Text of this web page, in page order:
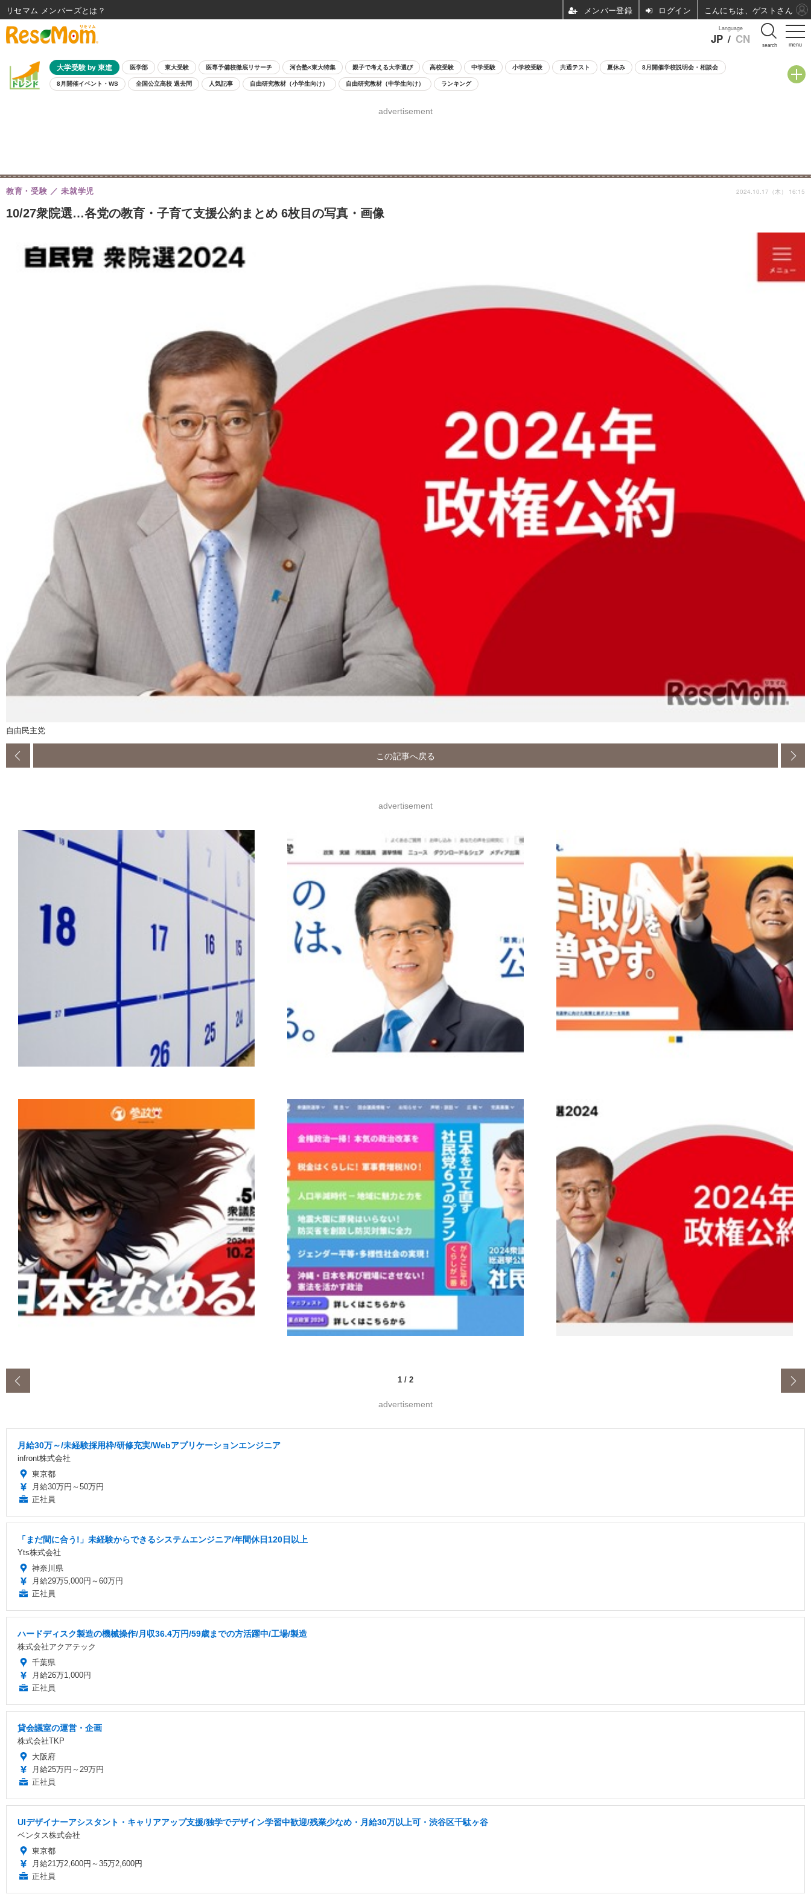
menu
Language
JP / CN search
大学受験 by 東進 医学部 東大受験 医専予備校徹底リサーチ 河合塾×東大特集 親子で考える大学選び 高校受験 中学受験 小学校受験 共通テスト 夏休み 8月開催学校説明会・相談会
8月開催イベント・WS 全国公立高校 過去問 人気記事 自由研究教材（小学生向け） 自由研究教材（中学生向け） ランキング
advertisement
10/27衆院選…各党の教育・子育て支援公約まとめ 6枚目の写真・画像
教育・受験 未就学児 2024.10.17（木） 16:15
自由民主党
この記事へ戻る
advertisement
1 / 2
advertisement
月給30万～/未経験採用枠/研修充実/Webアプリケーションエンジニア
infront株式会社
東京都
月給30万円～50万円
正社員
「まだ間に合う!」未経験からできるシステムエンジニア/年間休日120日以上
Yts株式会社
神奈川県
月給29万5,000円～60万円
正社員
ハードディスク製造の機械操作/月収36.4万円/59歳までの方活躍中/工場/製造
株式会社アクアテック
千葉県
月給26万1,000円
正社員
貸会議室の運営・企画
株式会社TKP
大阪府
月給25万円～29万円
正社員
UIデザイナーアシスタント・キャリアアップ支援/独学でデザイン学習中歓迎/残業少なめ・月給30万以上可・渋谷区千駄ヶ谷
ベンタス株式会社
東京都
月給21万2,600円～35万2,600円
正社員
リセマム メンバーズ ログイン こんにちは、ゲストさん